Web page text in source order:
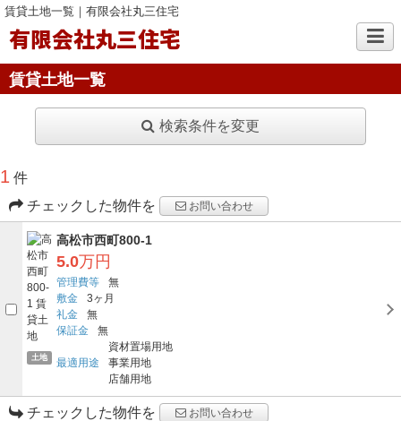
賃貸土地一覧｜有限会社丸三住宅
有限会社丸三住宅
賃貸土地一覧
検索条件を変更
1 件
チェックした物件を
お問い合わせ
土地
高松市西町800-1
5.0万円
管理費等
無
敷金
3ヶ月
礼金
無
保証金
無
最適用途
資材置場用地
事業用地
店舗用地
チェックした物件を お問い合わせ